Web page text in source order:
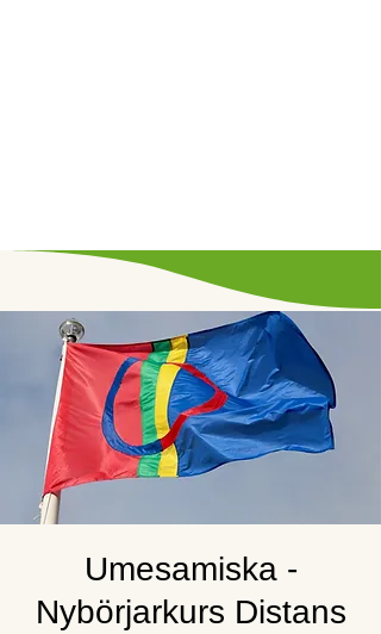
Umesamiska -
Nybörjarkurs Distans